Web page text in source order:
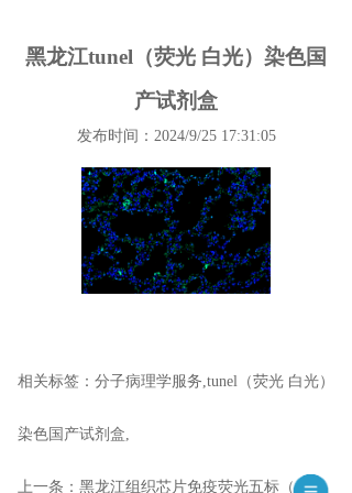
黑龙江tunel（荧光 白光）染色国
产试剂盒
发布时间：2024/9/25 17:31:05
相关标签： 分子病理学服务,tunel（荧光 白光）
染色国产试剂盒,
上一条： 黑龙江组织芯片免疫荧光五标（六